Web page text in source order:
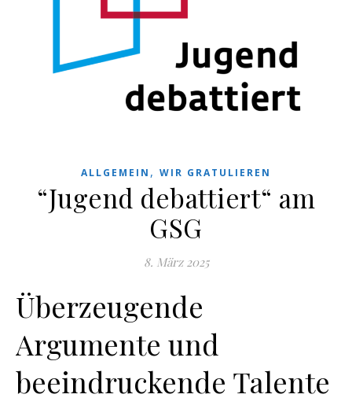
ALLGEMEIN , WIR GRATULIEREN
“Jugend debattiert“ am
GSG
8. März 2025
Überzeugende
Argumente und
beeindruckende Talente